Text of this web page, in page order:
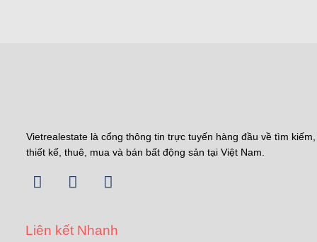
Vietrealestate là cổng thông tin trực tuyến hàng đầu về tìm kiếm,
thiết kế, thuê, mua và bán bất động sản tại Việt Nam.
Liên kết Nhanh